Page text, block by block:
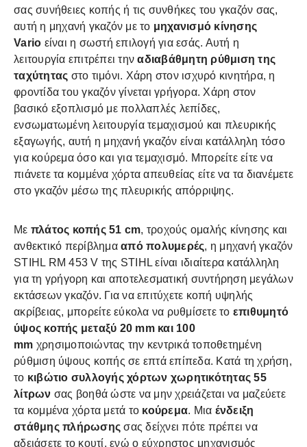
σας συνήθειες κοπής ή τις συνθήκες του γκαζόν σας,
αυτή η μηχανή γκαζόν με το μηχανισμό κίνησης
Vario είναι η σωστή επιλογή για εσάς. Αυτή η
λειτουργία επιτρέπει την αδιαβάθμητη ρύθμιση της
ταχύτητας στο τιμόνι. Χάρη στον ισχυρό κινητήρα, η
φροντίδα του γκαζόν γίνεται γρήγορα. Χάρη στον
βασικό εξοπλισμό με πολλαπλές λεπίδες,
ενσωματωμένη λειτουργία τεμαχισμού και πλευρικής
εξαγωγής, αυτή η μηχανή γκαζόν είναι κατάλληλη τόσο
για κούρεμα όσο και για τεμαχισμό. Μπορείτε είτε να
πιάνετε τα κομμένα χόρτα απευθείας είτε να τα διανέμετε
στο γκαζόν μέσω της πλευρικής απόρριψης.
Με πλάτος κοπής 51 cm, τροχούς ομαλής κίνησης και
ανθεκτικό περίβλημα από πολυμερές, η μηχανή γκαζόν
STIHL RM 453 V της STIHL είναι ιδιαίτερα κατάλληλη
για τη γρήγορη και αποτελεσματική συντήρηση μεγάλων
εκτάσεων γκαζόν. Για να επιτύχετε κοπή υψηλής
ακρίβειας, μπορείτε εύκολα να ρυθμίσετε το επιθυμητό
ύψος κοπής μεταξύ 20 mm και 100
mm χρησιμοποιώντας την κεντρικά τοποθετημένη
ρύθμιση ύψους κοπής σε επτά επίπεδα. Κατά τη χρήση,
το κιβώτιο συλλογής χόρτων χωρητικότητας 55
λίτρων σας βοηθά ώστε να μην χρειάζεται να μαζεύετε
τα κομμένα χόρτα μετά το κούρεμα. Μια ένδειξη
στάθμης πλήρωσης σας δείχνει πότε πρέπει να
αδειάσετε το κουτί, ενώ ο εύχρηστος μηχανισμός